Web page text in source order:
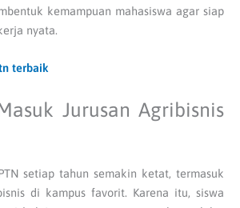
kemampuan mahasiswa agar siap
nyata.
terbaik
Jurusan Agribisnis
setiap tahun semakin ketat, termasuk
di kampus favorit. Karena itu, siswa